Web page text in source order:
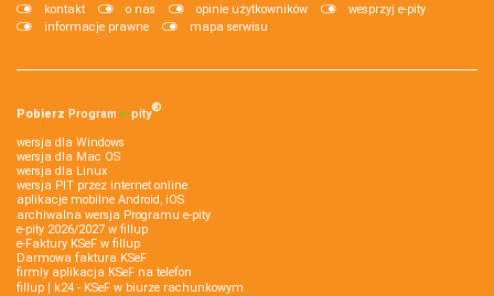
kontakt o nas opinie użytkowników
wesprzyj e-pity
informacje prawne
mapa serwisu
Pobierz Program e‑pity®
wersja dla Windows
wersja dla Mac OS
wersja dla Linux
wersja PIT przez internet online
aplikacje mobilne Android, iOS
archiwalna wersja Programu e-pity
e-pity 2026/2027 w fillup
e‑Faktury KSeF w fillup
Darmowa faktura KSeF
firmly aplikacja KSeF na telefon
fillup | k24 - KSeF w biurze rachunkowym